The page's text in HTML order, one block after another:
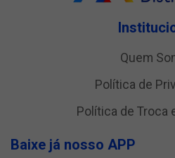
Quem
Política de
Política de Troca
Baixe já nosso APP